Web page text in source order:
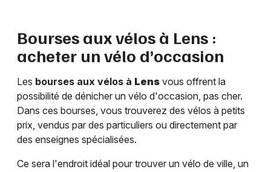
Bourses aux vélos à Lens :
acheter un vélo d’occasion
Les bourses aux vélos à Lens vous offrent la
possibilité de dénicher un vélo d'occasion, pas cher.
Dans ces bourses, vous trouverez des vélos à petits
prix, vendus par des particuliers ou directement par
des enseignes spécialisées.
Ce sera l'endroit idéal pour trouver un vélo de ville, un